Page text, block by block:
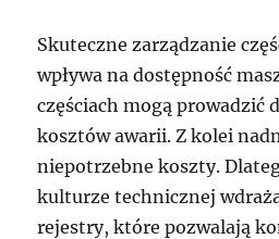
Skuteczne zarządzanie
wpływa na dostępność
częściach mogą prowadzić
kosztów awarii. Z kolei
niepotrzebne koszty.
kulturze technicznej
rejestry, które pozwalają